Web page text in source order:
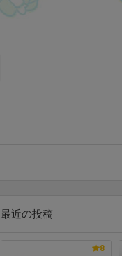
最近の投稿
8